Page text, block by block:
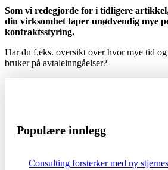
Som vi redegjorde for i tidligere
din virksomhet taper unødvendig mye
kontraktsstyring.
Har du f.eks. oversikt over hvor mye tid
bruker på avtaleinngåelser?
Populære innlegg
Consulting forsterker med ny